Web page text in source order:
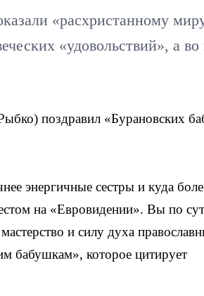
«расхристанному
«удовольствий», а
поздравил «Бурановских
энергичные сестры и куда
на «Евровидении». Вы по
и силу духа
бабушкам», которое цитирует